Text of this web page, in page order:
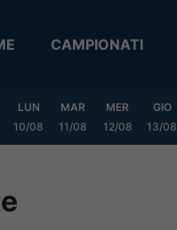
CAMPIONATI
LUN
10/08
MAR
11/08
MER
12/08
GIO
13/08